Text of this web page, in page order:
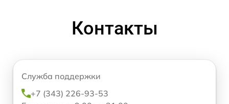
Контакты
Служба поддержки
+7 (343) 226-93-53